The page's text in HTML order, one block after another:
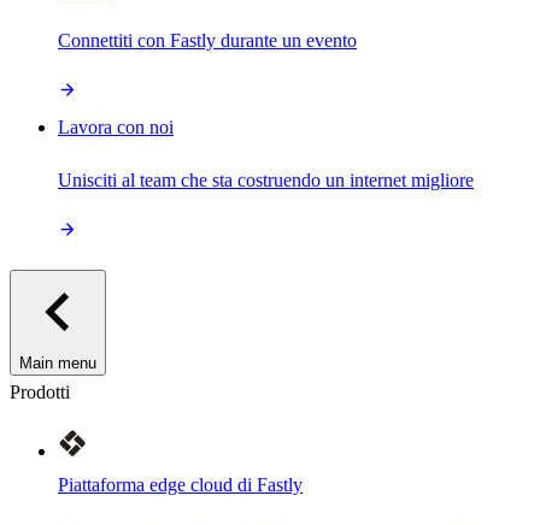
Connettiti con Fastly durante un evento
Lavora con noi
Unisciti al team che sta costruendo un internet migliore
Main menu
Prodotti
Piattaforma edge cloud di Fastly